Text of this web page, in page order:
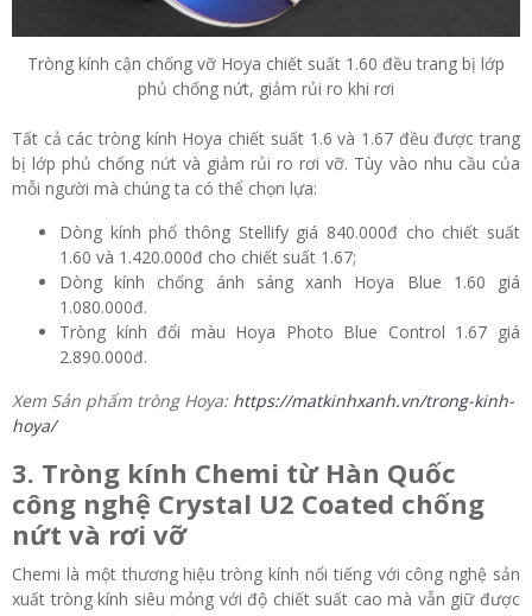
Tròng kính cận chống vỡ Hoya chiết suất 1.60 đều trang bị lớp
phủ chống nứt, giảm rủi ro khi rơi
Tất cả các tròng kính Hoya chiết suất 1.6 và 1.67 đều được trang
bị lớp phủ chống nứt và giảm rủi ro rơi vỡ. Tùy vào nhu cầu của
mỗi người mà chúng ta có thể chọn lựa:
Dòng kính phổ thông Stellify giá 840.000đ cho chiết suất
1.60 và 1.420.000đ cho chiết suất 1.67;
Dòng kính chống ánh sáng xanh Hoya Blue 1.60 giá
1.080.000đ.
Tròng kính đổi màu Hoya Photo Blue Control 1.67 giá
2.890.000đ.
Xem Sản phẩm tròng Hoya: https://matkinhxanh.vn/trong-kinh-
hoya/
3. Tròng kính Chemi từ Hàn Quốc
công nghệ Crystal U2 Coated chống
nứt và rơi vỡ
Chemi là một thương hiệu tròng kính nổi tiếng với công nghệ sản
xuất tròng kính siêu mỏng với độ chiết suất cao mà vẫn giữ được